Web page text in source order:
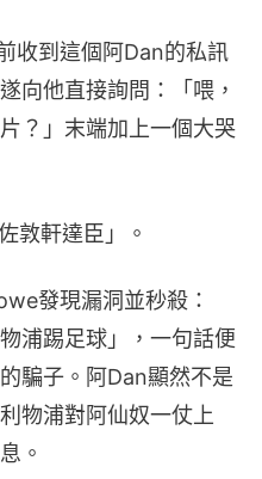
收到這個阿Dan的私訊
向他直接詢問：「喂，
？」末端加上一個大哭
敦軒達臣」。
發現漏洞並秒殺：
浦踢足球」，一句話便
騙子。阿Dan顯然不是
物浦對阿仙奴一仗上
。